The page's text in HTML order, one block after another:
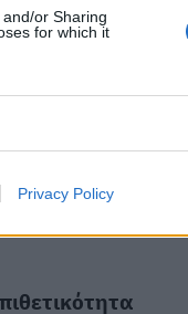
or Sharing
for which it
Privacy Policy
λύσσα.
δύο μήνες ή
ανορεξία,
σιελόρροια, μη
Ο θάνατος